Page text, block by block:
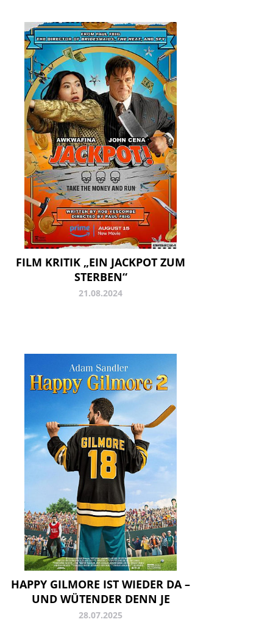
FILM KRITIK „EIN JACKPOT ZUM
STERBEN“
21.08.2024
HAPPY GILMORE IST WIEDER DA –
UND WÜTENDER DENN JE
28.07.2025